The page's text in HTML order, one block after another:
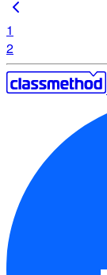
1
2